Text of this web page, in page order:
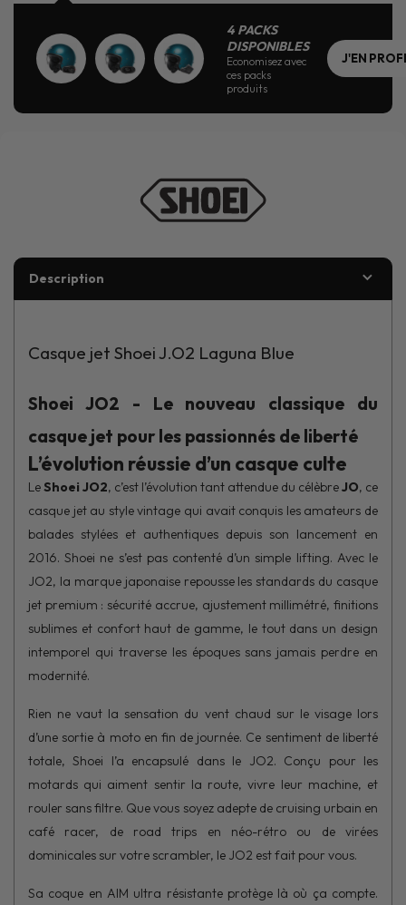
4 PACKS
DISPONIBLES
Economisez avec
ces packs
produits
J'EN
Description
Casque jet Shoei J.O2 Laguna Blue
Shoei JO2 - Le nouveau classique du
casque jet pour les passionnés de liberté
L’évolution réussie d’un casque culte
LeShoei JO2, c’est l’évolution tant attendue du célèbreJO, ce
casque jet au style vintage qui avait conquis les amateurs de
balades stylées et authentiques depuis son lancement en
2016. Shoei ne s’est pas contenté d’un simple lifting. Avec le
JO2, la marque japonaise repousse les standards du casque
jet premium : sécurité accrue, ajustement millimétré, finitions
sublimes et confort haut de gamme, le tout dans un design
intemporel qui traverse les époques sans jamais perdre en
modernité.
Rien ne vaut la sensation du vent chaud sur le visage lors
d’une sortie à moto en fin de journée. Ce sentiment de liberté
totale, Shoei l’a encapsulé dans le JO2. Conçu pour les
motards qui aiment sentir la route, vivre leur machine, et
rouler sans filtre. Que vous soyez adepte de cruising urbain en
café racer, de road trips en néo-rétro ou de virées
dominicales sur votre scrambler, le JO2 est fait pour vous.
Sa coque en AIM ultra résistante protège là où ça compte.